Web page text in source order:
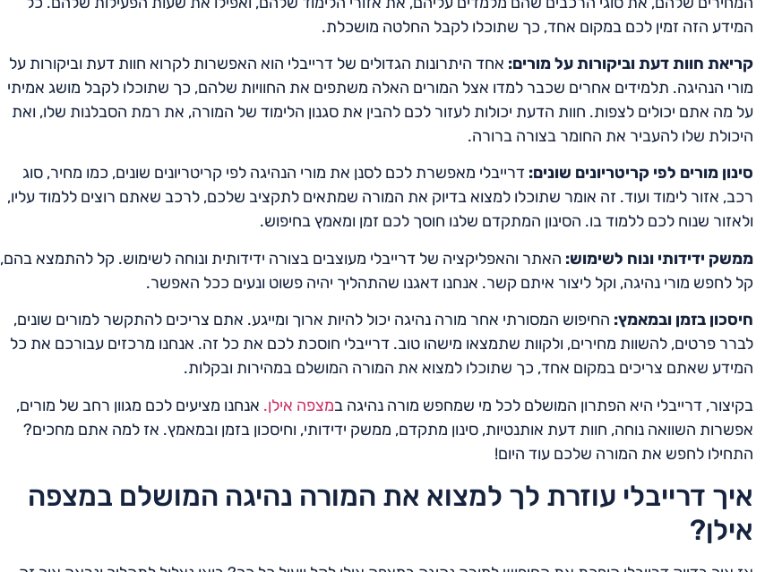
המידע הזה זמין לכם במקום אחד, כך שתוכלו לקבל החלטה מושכלת.
קריאת חוות דעת וביקורות על מורים: אחד היתרונות הגדולים של דרייבלי הוא האפשרות לקרוא חוות דעת וביקורות על
מורי הנהיגה. תלמידים אחרים שכבר למדו אצל המורים האלה משתפים את החוויות שלהם, כך שתוכלו לקבל מושג אמיתי
על מה אתם יכולים לצפות. חוות הדעת יכולות לעזור לכם להבין את סגנון הלימוד של המורה, את רמת הסבלנות שלו, ואת
היכולת שלו להעביר את החומר בצורה ברורה.
סינון מורים לפי קריטריונים שונים: דרייבלי מאפשרת לכם לסנן את מורי הנהיגה לפי קריטריונים שונים, כמו מחיר, סוג
רכב, אזור לימוד ועוד. זה אומר שתוכלו למצוא בדיוק את המורה שמתאים לתקציב שלכם, לרכב שאתם רוצים ללמוד עליו,
ולאזור שנוח לכם ללמוד בו. הסינון המתקדם שלנו חוסך לכם זמן ומאמץ בחיפוש.
ממשק ידידותי ונוח לשימוש: האתר והאפליקציה של דרייבלי מעוצבים בצורה ידידותית ונוחה לשימוש. קל להתמצא בהם,
קל לחפש מורי נהיגה, וקל ליצור איתם קשר. אנחנו דאגנו שהתהליך יהיה פשוט ונעים ככל האפשר.
חיסכון בזמן ובמאמץ: החיפוש המסורתי אחר מורה נהיגה יכול להיות ארוך ומייגע. אתם צריכים להתקשר למורים שונים,
לברר פרטים, להשוות מחירים, ולקוות שתמצאו מישהו טוב. דרייבלי חוסכת לכם את כל זה. אנחנו מרכזים עבורכם את כל
המידע שאתם צריכים במקום אחד, כך שתוכלו למצוא את המורה המושלם במהירות ובקלות.
בקיצור, דרייבלי היא הפתרון המושלם לכל מי שמחפש מורה נהיגה במצפה אילן. אנחנו מציעים לכם מגוון רחב של מורים,
אפשרות השוואה נוחה, חוות דעת אותנטיות, סינון מתקדם, ממשק ידידותי, וחיסכון בזמן ובמאמץ. אז למה אתם מחכים?
התחילו לחפש את המורה שלכם עוד היום!
איך דרייבלי עוזרת לך למצוא את המורה נהיגה המושלם במצפה
אילן?